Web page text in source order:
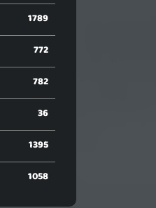
1789
772
782
36
1395
1058